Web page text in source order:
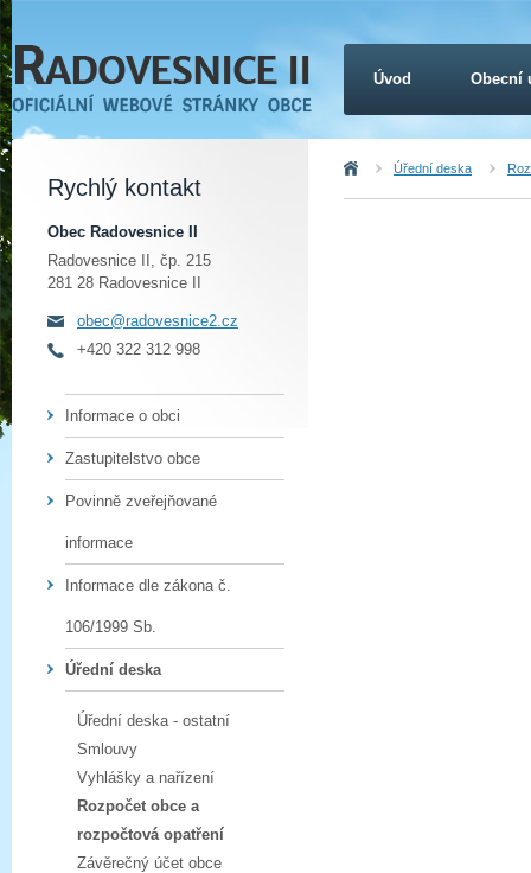
Úvod Úřední deska
Rychlý kontakt
Obec Radovesnice II
Radovesnice II, čp. 215
281 28 Radovesnice II
obec@radovesnice2.cz
+420 322 312 998
Informace o obci
Zastupitelstvo obce
Povinně zveřejňované
informace
Informace dle zákona č.
106/1999 Sb.
Úřední deska
Úřední deska - ostatní
Smlouvy
Vyhlášky a nařízení
Rozpočet obce a
rozpočtová opatření
Závěrečný účet obce
Úvod Obecní